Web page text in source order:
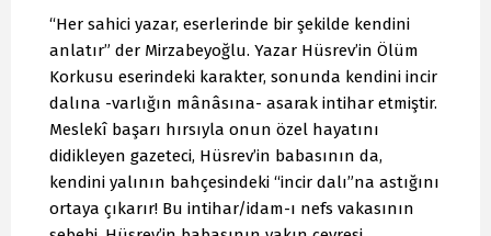
“Her sahici yazar, eserlerinde bir şekilde kendini
anlatır” der Mirzabeyoğlu. Yazar Hüsrev’in Ölüm
Korkusu eserindeki karakter, sonunda kendini incir
dalına -varlığın mânâsına- asarak intihar etmiştir.
Meslekî başarı hırsıyla onun özel hayatını
didikleyen gazeteci, Hüsrev’in babasının da,
kendini yalının bahçesindeki “incir dalı”na astığını
ortaya çıkarır! Bu intihar/idam-ı nefs vakasının